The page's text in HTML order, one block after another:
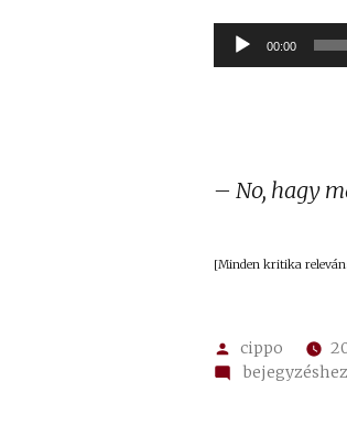
00:00
– No, hagy
[Minden kritika
Szerző:
cippo
on